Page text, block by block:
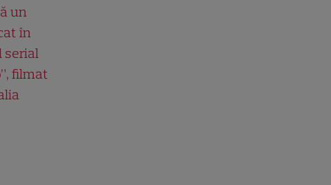
un
în
serial
filmat